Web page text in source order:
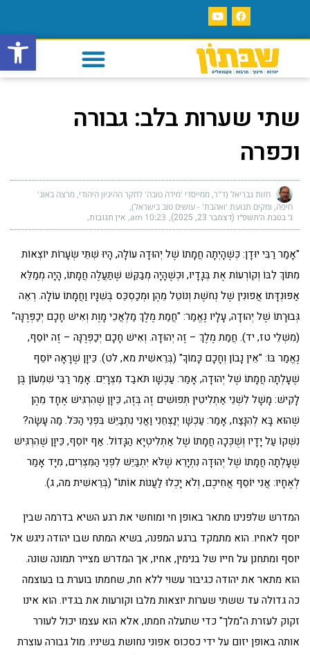
פתח
שתי שערות בלב: גבורה
וכפרה
חזות גבריאל (ד"ר, ממייסדי 'מידה טובה' לחקר ההיגיון היהודי, מרצה באונ'
חיפה, ומקים תנועת 'ואהבת' - עושים טוב בישראל)
ג׳ בטבת ה׳תשפ״ו (דצמבר 23, 2025) 10:23 am אין תגובות
"אָמַר רַבִּי יוּדָן: כְּשֶׁהָיְתָה חֲמָתוֹ שֶׁל יְהוּדָה עוֹלָה, הָיוּ שְׁתֵּי שְׂעָרוֹת יוֹצְאוֹת
מִתּוֹךְ לִבּוֹ וְקוֹרְעוֹת אֶת בְּגָדָיו, וּכְשֶׁהָיָה מְבַקֵּשׁ שֶׁתַּעֲלֶה חֲמָתוֹ, הָיָה מְמַלֵּא
אַפּוּנְדָּתוֹ אֲפוּנִין שֶׁל נְחֹשֶׁת וְנוֹטֵל מֵהֶן וּמְכַסְכֵּס בְּשִׁנָּיו וַחֲמָתוֹ עוֹלָה. רְאֵה
גְּבוּרָתוֹ שֶׁל יְהוּדָה, עָלָיו נֶאֱמַר: "חֲמַת מֶלֶךְ מַלְאֲכֵי מָוֶת וְאִישׁ חָכָם יְכַפְּרֶנָּה"
(מִשְׁלֵי טז, יד). חֲמַת מֶלֶךְ – זֶה יְהוּדָה. וְאִישׁ חָכָם יְכַפְּרֶנָּה – זֶה יוֹסֵף,
נֶאֱמַר בּוֹ: "אֵין נָבוֹן וְחָכָם כָּמוֹךָ" (בְּרֵאשִׁית מא, לט). כֵּיוָן שֶׁרָאָה יוֹסֵף
שֶׁעָלְתָה חֲמָתוֹ שֶׁל יְהוּדָה, אָמַר: עַכְשָׁו תֹּאבַד מִצְרָיִם. אָמַר רַבִּי שִׁמְעוֹן בֶּן
לָקִישׁ: מָשָׁל לִשְׁנֵי אַתְלִיטִין תְּפוּשִׁים זֶה בְּזֶה, כֵּיוָן שֶׁהִרְגִּישׁ אֶחָד מֵהֶן
שֶׁהוּא בָּא לְהִנָּצַח, אָמַר: עַכְשָׁו יְנַצְּחֵנִי וַאֲנִי נִתְבַּיֵּשׁ בִּפְנֵי הַכֹּל. מַה עָשָׂה?
נִשְּׁקוֹ עַל יָדָיו וְשֻׁכְּכָה חֲמָתוֹ שֶׁל אַתְלִיטְיָא הַגָּדוֹל. אַף יוֹסֵף, כֵּיוָן שֶׁהִרְגִּישׁ
שֶׁעָלְתָה חֲמָתוֹ שֶׁל יְהוּדָה נִתְיָרֵא שֶׁלֹּא יִתְבַּיֵּשׁ לִפְנֵי הַמִּצְרִים, מִיָּד אָמַר
לְאֶחָיו: אֲנִי יוֹסֵף אֲחִיכֶם, וְלֹא יָכְלוּ לַעֲנוֹת אוֹתוֹ" (בְּרֵאשִׁית מה, ג).
המדרש שלפנינו מתאר באופן חי ומוחשי את רגע השיא בדרמה שבין
יוסף לאחיו. הוא מתמקד ברגע המפנה, בשיא המתח שבו יהודה ניגש אל
יוסף ומתחנן על חייו של בנימין, אחיו, אך המדרש מצייר תמונה שונה.
הוא מתאר את יהודה כגיבור עשוי ללא חת, שחמתו בוערת בו בעוצמה
כה גדולה עד ששתי שערות יוצאות מלבו וקורעות את בגדיו. הוא אינו
זקוק לעזרת ה"מלך" כדי שתעלה חמתו, אלא הוא עצמו יכול לעורר
אותה באופן יזום על ידי כסכוס אפוני נחושת בשיניו. מול גבורה עוצרת